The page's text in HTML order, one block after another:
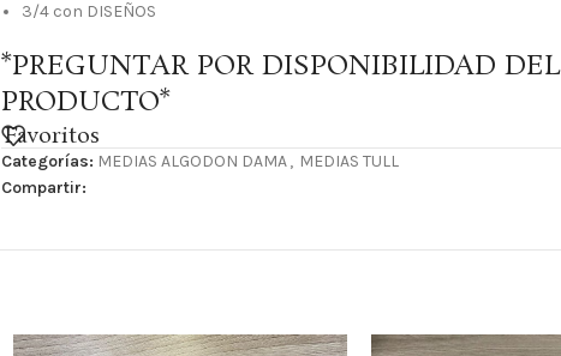
3/4 con DISEÑOS
*PREGUNTAR POR DISPONIBILIDAD DEL
PRODUCTO*
Favoritos
Categorías: MEDIAS ALGODON DAMA, MEDIAS TULL
Compartir: